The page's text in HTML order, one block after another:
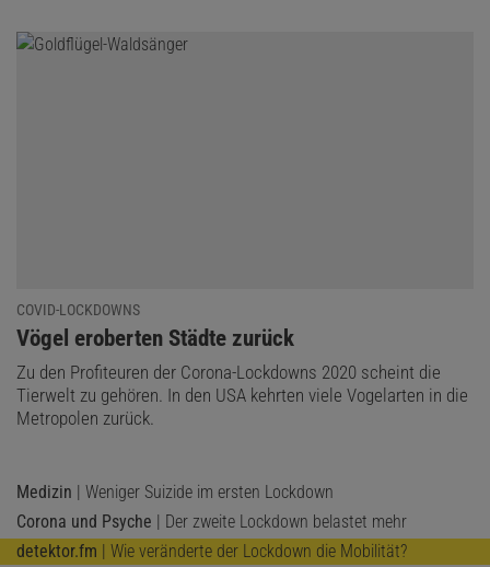
COVID-LOCKDOWNS
:
Vögel eroberten Städte zurück
Zu den Profiteuren der Corona-Lockdowns 2020 scheint die
Tierwelt zu gehören. In den USA kehrten viele Vogelarten in die
Metropolen zurück.
Medizin | Weniger Suizide im ersten Lockdown
Corona und Psyche | Der zweite Lockdown belastet mehr
detektor.fm | Wie veränderte der Lockdown die Mobilität?